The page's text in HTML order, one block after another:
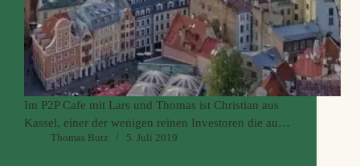
Im P2P Cafe mit Lars und Thomas ist Christian aus
Kassel, einer der wenigen reinen Investoren die auf
der P2P Konferenz waren.
Thomas Butz 5. Juli 2019